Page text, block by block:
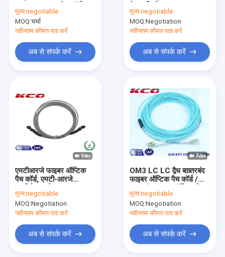
गुलाबी बैंगनी रंग
मूल्य:negotiable
MOQ:चर्चा
नवीनतम कीमत पता करें
अब से संपर्क करें
2.0mm 3.0mm
मूल्य:negotiable
MOQ:Negotiation
नवीनतम कीमत पता करें
अब से संपर्क करें
एमटीआरजे फाइबर ऑप्टिक
पैच कॉर्ड, एमटी-आरजे
ऑप्टिक पैच केबल
मूल्य:negotiable
MOQ:Negotiation
नवीनतम कीमत पता करें
अब से संपर्क करें
OM3 LC LC द्वैध बख़्तरबंद
फाइबर ऑप्टिक पैच कॉर्ड /
मूल्य:negotiable
MOQ:Negotiation
नवीनतम कीमत पता करें
अब से संपर्क करें